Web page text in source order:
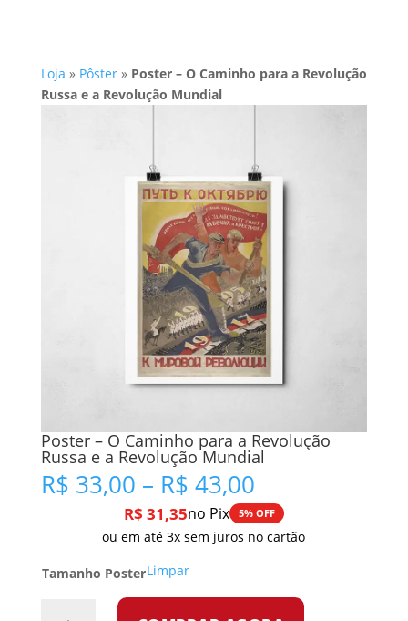
Loja » Pôster» Poster – O Caminho para a Revolução
Russa e a Revolução Mundial
Poster – O Caminho para a Revolução
Russa e a Revolução Mundial
R$ 33,00 – R$ 43,00Faixa
de
preço:
R$ 33,00
R$ 31,35no Pix 5% OFF
ou em até 3x sem juros no cartão
Tamanho PosterLimpar